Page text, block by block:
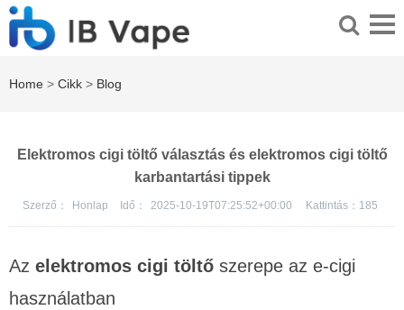
Home > Cikk > Blog
Elektromos cigi töltő választás és elektromos cigi töltő
karbantartási tippek
Szerző： Honlap Idő： 2025-10-19T07:25:52+00:00 Kattintás： 185
Az elektromos cigi töltő szerepe az e-cigi
használatban